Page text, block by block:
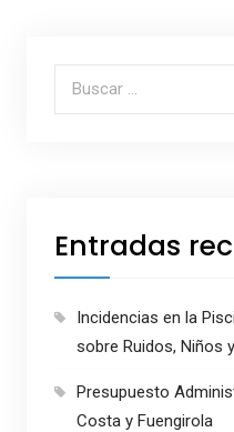
Buscar por:
Entradas
Incidencias en la
sobre Ruidos, Niños
Presupuesto
Costa y Fuengirola